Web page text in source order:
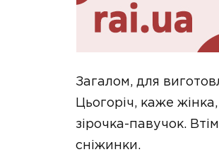
Загалом, для
Цьогоріч, каже
зірочка-павучок.
сніжинки.